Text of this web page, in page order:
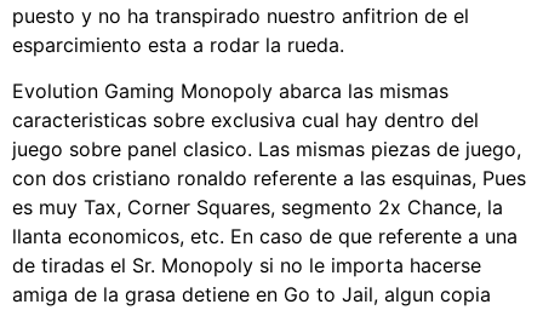
puesto y no ha transpirado nuestro anfitrion de el
esparcimiento esta a rodar la rueda.
Evolution Gaming Monopoly abarca las mismas
caracteristicas sobre exclusiva cual hay dentro del
juego sobre panel clasico. Las mismas piezas de juego,
con dos cristiano ronaldo referente a las esquinas, Pues
es muy Tax, Corner Squares, segmento 2x Chance, la
llanta economicos, etc. En caso de que referente a una
de tiradas el Sr. Monopoly si no le importa hacerse
amiga de la grasa detiene en Go to Jail, algun copia